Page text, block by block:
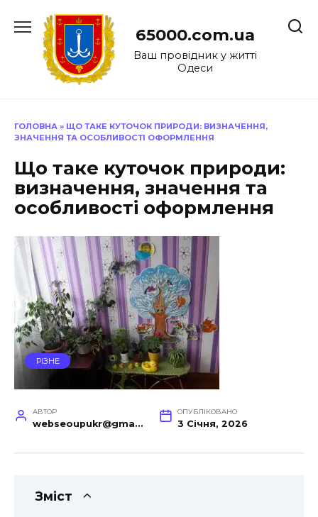
до
65000.com.ua
Ваш провідник у житті
Одеси
ГОЛОВНА » ЩО ТАКЕ КУТОЧОК ПРИРОДИ: ВИЗНАЧЕННЯ,
ЗНАЧЕННЯ ТА ОСОБЛИВОСТІ ОФОРМЛЕННЯ
Що таке куточок природи:
визначення, значення та
особливості оформлення
РІЗНЕ
АВТОР
webseoupukr@gmail.com
ОПУБЛІКОВАНО
3 Січня, 2026
Зміст